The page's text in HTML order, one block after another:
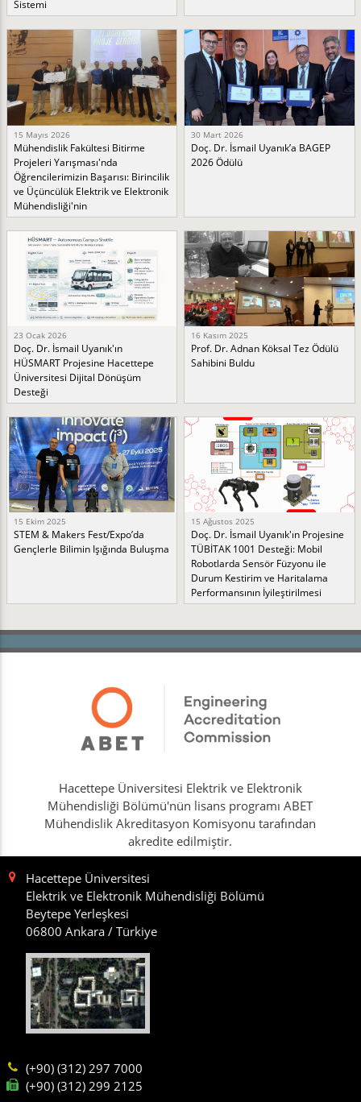
Sistemi
15 Mayıs 2026
Mühendislik Fakültesi Bitirme
Projeleri Yarışması'nda
Öğrencilerimizin Başarısı: Birincilik
ve Üçüncülük Elektrik ve Elektronik
Mühendisliği'nin
30 Mart 2026
Doç. Dr. İsmail Uyanık’a BAGEP
2026 Ödülü
23 Ocak 2026
Doç. Dr. İsmail Uyanık'ın
HÜSMART Projesine Hacettepe
Üniversitesi Dijital Dönüşüm
Desteği
16 Kasım 2025
Prof. Dr. Adnan Köksal Tez Ödülü
Sahibini Buldu
15 Ekim 2025
STEM & Makers Fest/Expo’da
Gençlerle Bilimin Işığında Buluşma
15 Ağustos 2025
Doç. Dr. İsmail Uyanık'ın Projesine
TÜBİTAK 1001 Desteği: Mobil
Robotlarda Sensör Füzyonu ile
Durum Kestirim ve Haritalama
Performansının İyileştirilmesi
Hacettepe Üniversitesi Elektrik ve Elektronik
Mühendisliği Bölümü'nün lisans programı ABET
Mühendislik Akreditasyon Komisyonu tarafından
akredite edilmiştir.
Hacettepe Üniversitesi
Elektrik ve Elektronik Mühendisliği Bölümü
Beytepe Yerleşkesi
06800 Ankara / Türkiye
(+90) (312) 297 7000
(+90) (312) 299 2125